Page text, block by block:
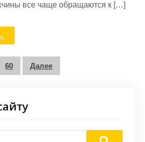
все чаще обращаются к […]
60 Далее